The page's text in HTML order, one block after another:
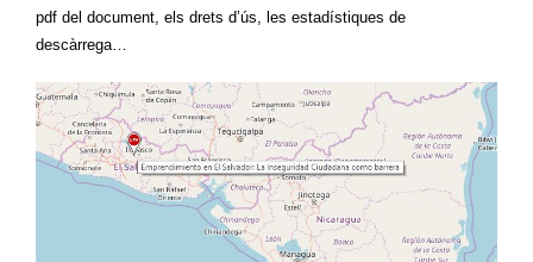
pdf del document, els drets d’ús, les estadístiques de
descàrrega…